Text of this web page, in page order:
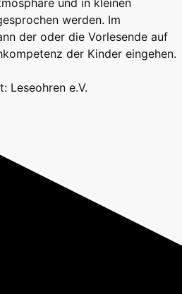
und in kleinen
werden. Im
der oder die Vorlesende auf
der Kinder eingehen.
Leseohren e.V.